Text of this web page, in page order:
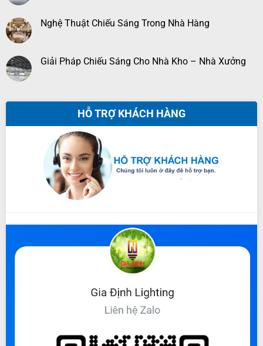
Nghệ Thuật Chiếu Sáng Trong Nhà Hàng
Giải Pháp Chiếu Sáng Cho Nhà Kho – Nhà Xưởng
HỖ TRỢ KHÁCH HÀNG